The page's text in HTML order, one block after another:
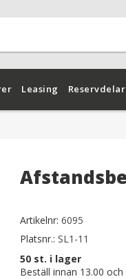
Leasing Reservdelar
Artikelnr: 6095
Platsnr.: SL1-11
50st. i lager
Beställ innan 13.00